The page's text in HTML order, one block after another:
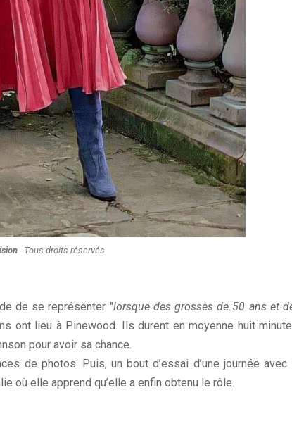
- Tous droits réservés
de se représenter "lorsque des grosses de 50 ans et
ont lieu à Pinewood. Ils durent en moyenne huit
pour avoir sa chance.
de photos. Puis, un bout d’essai d’une journée avec
où elle apprend qu’elle a enfin obtenu le rôle.